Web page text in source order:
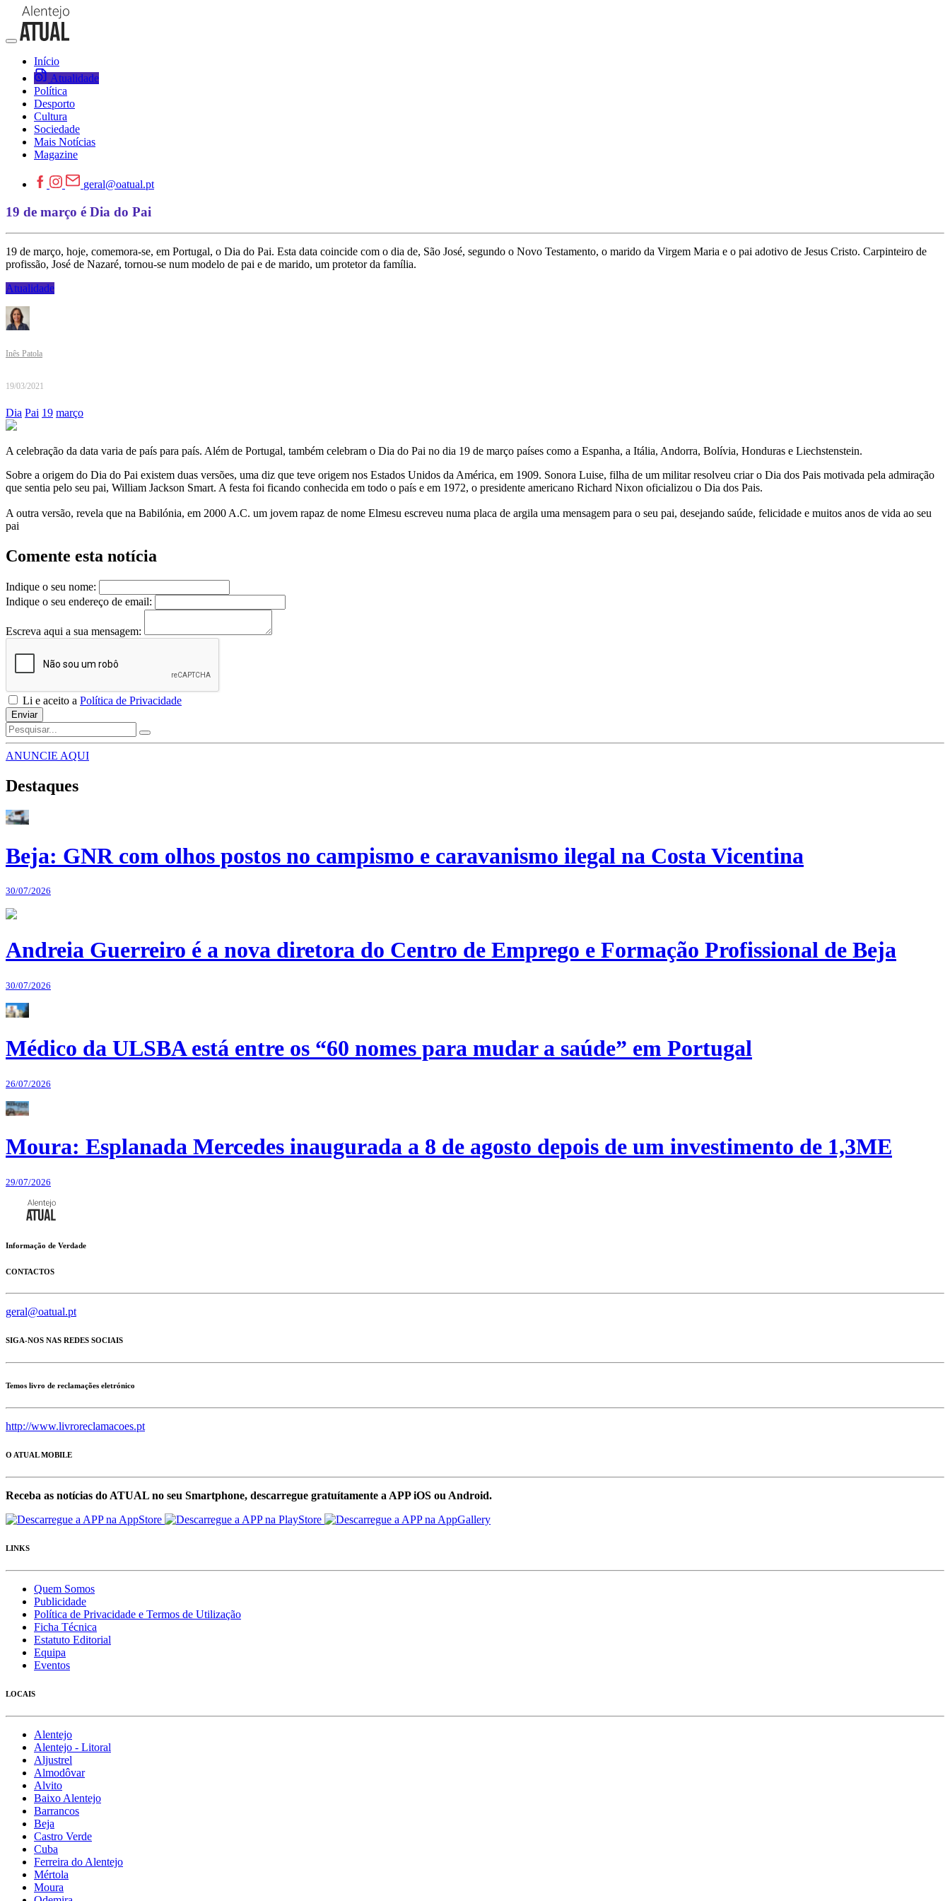
Início
Atualidade
Política
Desporto
Cultura
Sociedade
Mais Notícias
Magazine
geral@oatual.pt
19 de março é Dia do Pai
19 de março, hoje, comemora-se, em Portugal, o Dia do Pai. Esta data coincide com o dia de, São José, segundo o Novo Testamento, o marido da Virgem Maria e o pai adotivo de Jesus Cristo. Carpinteiro de
profissão, José de Nazaré, tornou-se num modelo de pai e de marido, um protetor da família.
Atualidade
Inês Patola
19/03/2021
Dia Pai 19 março
A celebração da data varia de país para país. Além de Portugal, também celebram o Dia do Pai no dia 19 de março países como a Espanha, a Itália, Andorra, Bolívia, Honduras e Liechstenstein.
Sobre a origem do Dia do Pai existem duas versões, uma diz que teve origem nos Estados Unidos da América, em 1909. Sonora Luise, filha de um militar resolveu criar o Dia dos Pais motivada pela admiração
que sentia pelo seu pai, William Jackson Smart. A festa foi ficando conhecida em todo o país e em 1972, o presidente americano Richard Nixon oficializou o Dia dos Pais.
A outra versão, revela que na Babilónia, em 2000 A.C. um jovem rapaz de nome Elmesu escreveu numa placa de argila uma mensagem para o seu pai, desejando saúde, felicidade e muitos anos de vida ao seu
pai
Comente esta notícia
Indique o seu nome:
Indique o seu endereço de email:
Escreva aqui a sua mensagem:
Li e aceito a Política de Privacidade
Enviar
ANUNCIE AQUI
Destaques
Beja: GNR com olhos postos no campismo e caravanismo ilegal na Costa Vicentina
30/07/2026
Andreia Guerreiro é a nova diretora do Centro de Emprego e Formação Profissional de Beja
30/07/2026
Médico da ULSBA está entre os “60 nomes para mudar a saúde” em Portugal
26/07/2026
Moura: Esplanada Mercedes inaugurada a 8 de agosto depois de um investimento de 1,3ME
29/07/2026
Informação de Verdade
CONTACTOS
geral@oatual.pt
SIGA-NOS NAS REDES SOCIAIS
Temos livro de reclamações eletrónico
http://www.livroreclamacoes.pt
O ATUAL MOBILE
Receba as notícias do ATUAL no seu Smartphone, descarregue gratuítamente a APP iOS ou Android.
LINKS
Quem Somos
Publicidade
Política de Privacidade e Termos de Utilização
Ficha Técnica
Estatuto Editorial
Equipa
Eventos
LOCAIS
Alentejo
Alentejo - Litoral
Aljustrel
Almodôvar
Alvito
Baixo Alentejo
Barrancos
Beja
Castro Verde
Cuba
Ferreira do Alentejo
Mértola
Moura